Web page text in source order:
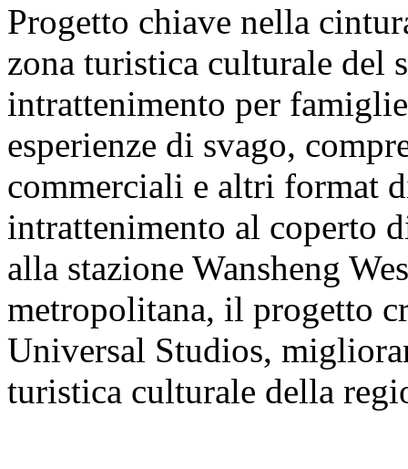
Progetto chiave nella
zona turistica culturale del
intrattenimento per
esperienze di svago,
commerciali e altri format
intrattenimento al coperto
alla stazione Wansheng
metropolitana, il progetto
Universal Studios,
turistica culturale della